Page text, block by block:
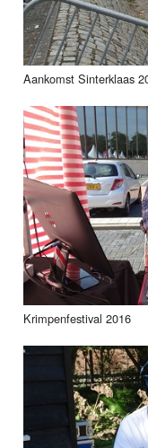
Aankomst Sinterklaas
Krimpenfestival 2016